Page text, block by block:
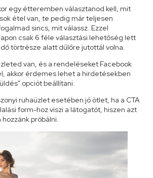
egy étteremben választanod kell, mit
étel van, te pedig már teljesen
sincs, mit válassz. Ezzel
csak 6 féle választási lehetőség lett
törtrésze alatt dűlőre jutottál volna.
van, és a rendeléseket Facebook
akkor érdemes lehet a hirdetésekben
opciót beállítani.
ruhaüzlet esetében jó ötlet, ha a CTA
form-hoz viszi a látogatót, hiszen azt
próbálni.